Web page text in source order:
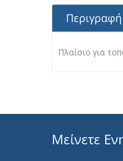
Περιγραφή
Πλαίσιο για
Μείνετε